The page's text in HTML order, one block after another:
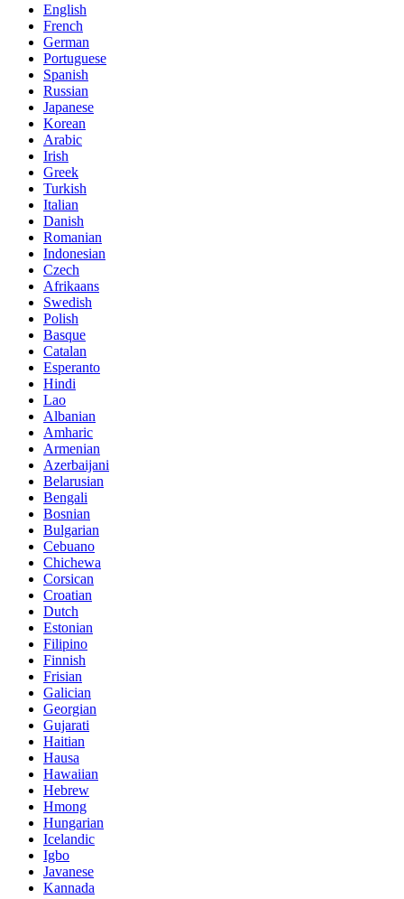
English
French
German
Portuguese
Spanish
Russian
Japanese
Korean
Arabic
Irish
Greek
Turkish
Italian
Danish
Romanian
Indonesian
Czech
Afrikaans
Swedish
Polish
Basque
Catalan
Esperanto
Hindi
Lao
Albanian
Amharic
Armenian
Azerbaijani
Belarusian
Bengali
Bosnian
Bulgarian
Cebuano
Chichewa
Corsican
Croatian
Dutch
Estonian
Filipino
Finnish
Frisian
Galician
Georgian
Gujarati
Haitian
Hausa
Hawaiian
Hebrew
Hmong
Hungarian
Icelandic
Igbo
Javanese
Kannada